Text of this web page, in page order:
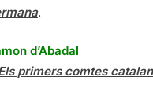
.
d’Abadal
primers comtes